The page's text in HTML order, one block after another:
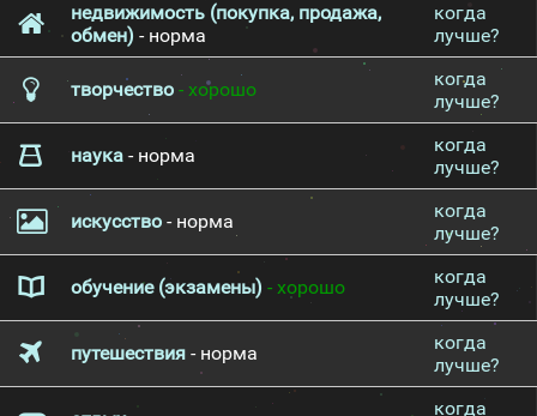
недвижимость (покупка, продажа,
обмен) - норма
когда
лучше?
творчество - хорошо
когда
лучше?
наука- норма
когда
лучше?
искусство - норма
когда
лучше?
обучение (экзамены) - хорошо
когда
лучше?
путешествия - норма
когда
лучше?
когда